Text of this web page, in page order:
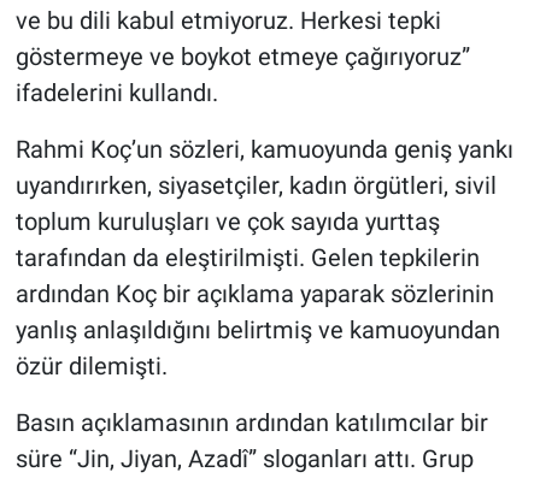
ve bu dili kabul etmiyoruz. Herkesi tepki
göstermeye ve boykot etmeye çağırıyoruz”
ifadelerini kullandı.
Rahmi Koç’un sözleri, kamuoyunda geniş yankı
uyandırırken, siyasetçiler, kadın örgütleri, sivil
toplum kuruluşları ve çok sayıda yurttaş
tarafından da eleştirilmişti. Gelen tepkilerin
ardından Koç bir açıklama yaparak sözlerinin
yanlış anlaşıldığını belirtmiş ve kamuoyundan
özür dilemişti.
Basın açıklamasının ardından katılımcılar bir
süre “Jin, Jiyan, Azadî” sloganları attı. Grup